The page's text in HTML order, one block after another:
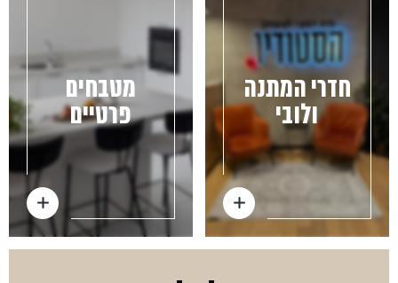
חדרי המתנה
ולובי
מטבחים
פרטיים